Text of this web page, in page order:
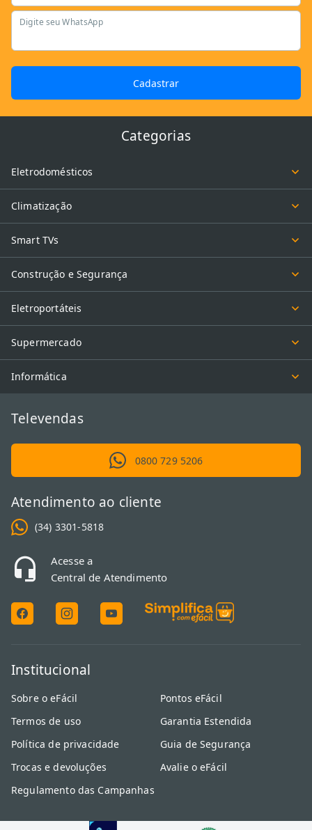
Digite seu WhatsApp
Cadastrar
Categorias
Eletrodomésticos
Climatização
Smart TVs
Construção e Segurança
Eletroportáteis
Supermercado
Informática
Televendas
0800 729 5206
Atendimento ao cliente
(34) 3301-5818
Acesse a
Central de Atendimento
Institucional
Sobre o eFácil
Termos de uso
Política de privacidade
Trocas e devoluções
Regulamento das Campanhas
Pontos eFácil
Garantia Estendida
Guia de Segurança
Avalie o eFácil